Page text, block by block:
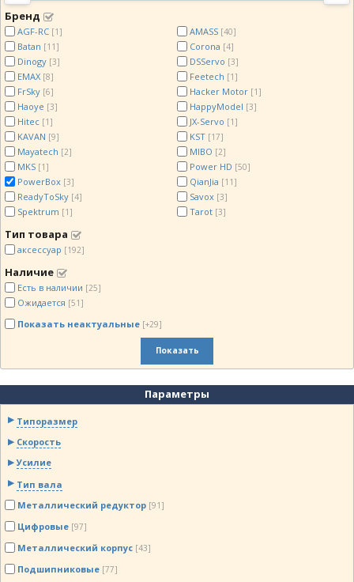
Бренд
AGF-RC [1] AMASS [40]
Batan [11] Corona [4]
Dinogy [3] DSServo [3]
EMAX [8] Feetech [1]
FrSky [6] Hacker Motor [1]
Haoye [3] HappyModel [3]
Hitec [1] JX-Servo [1]
KAVAN [9] KST [17]
Mayatech [2] MIBO [2]
MKS [1] Power HD [50]
PowerBox [3] QianJia [11]
ReadyToSky [4] Savox [3]
Spektrum [1] Tarot [3]
Тип товара
аксессуар [192]
Наличие
Есть в наличии [25]
Ожидается [51]
Показать неактуальные [+29]
Показать
Параметры
Типоразмер
Скорость
Усилие
Тип вала
Металлический редуктор [91]
Цифровые [97]
Металлический корпус [43]
Подшипниковые [77]